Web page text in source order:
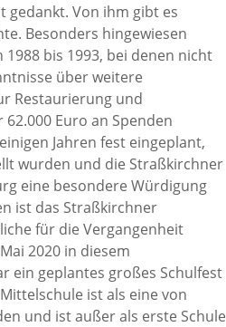
gedankt. Von ihm gibt es
Besonders hingewiesen
bis 1993, bei denen nicht
über weitere
Restaurierung und
Euro an Spenden
Jahren fest eingeplant,
wurden und die Straßkirchner
eine besondere Würdigung
ist das Straßkirchner
für die Vergangenheit
2020 in diesem
ein geplantes großes Schulfest
ist als eine von
und ist außer als erste Schule